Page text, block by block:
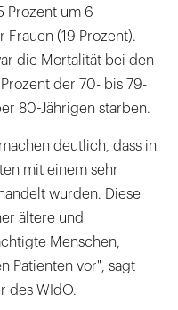
Prozent um 6
(19 Prozent).
die Mortalität bei den
der 70- bis 79-
80-Jährigen starben.
deutlich, dass in
mit einem sehr
wurden. Diese
ältere und
Menschen,
Patienten vor", sagt
des WIdO.